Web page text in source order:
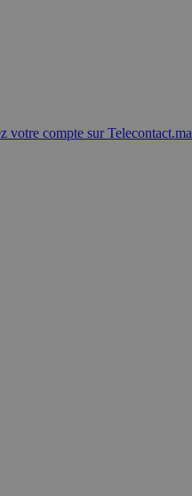
votre compte sur Telecontact.ma